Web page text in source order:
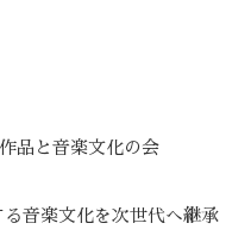
品と音楽文化の会
音楽文化を次世代へ継承